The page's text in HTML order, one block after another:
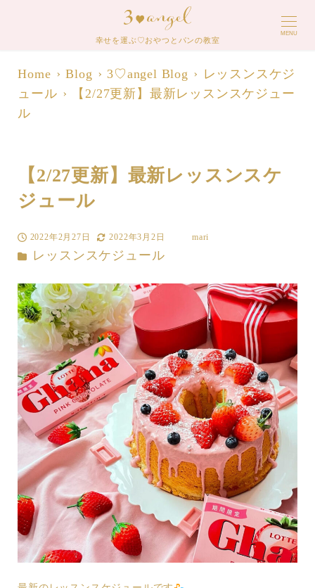
幸せを運ぶ♡おやつとパンの教室
MENU
Home Blog 3♡angel Blog
レッスンスケジ
ュール
【2/27更新】最新レッスンスケジュー
ル
【2/27更新】最新レッスンスケ
ジュール
投稿日
2022年2月27日
更新日
2022年3月2日
mari
カテゴリー
レッスンスケジュール